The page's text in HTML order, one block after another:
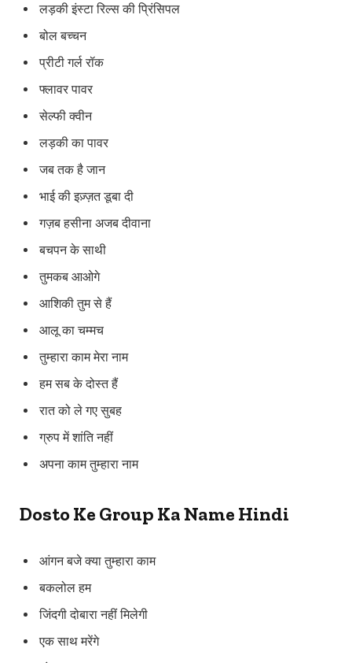
लड़की इंस्टा रिल्स की प्रिंसिपल
बोल बच्चन
प्रीटी गर्ल रॉक
फ्लावर पावर
सेल्फी क्वीन
लड़की का पावर
जब तक है जान
भाई की इज़्ज़त डूबा दी
गज़ब हसीना अजब दीवाना
बचपन के साथी
तुमकब आओगे
आशिकी तुम से हैं
आलू का चम्मच
तुम्हारा काम मेरा नाम
हम सब के दोस्त हैं
रात को ले गए सुबह
ग्रुप में शांति नहीं
अपना काम तुम्हारा नाम
Dosto Ke Group Ka Name Hindi
आंगन बजे क्या तुम्हारा काम
बकलोल हम
जिंदगी दोबारा नहीं मिलेगी
एक साथ मरेंगे